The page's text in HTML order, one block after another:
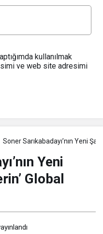
kullanılmak
ve web site adresimi
Soner Sarıkabadayı’nın Yeni
Yeni
Global